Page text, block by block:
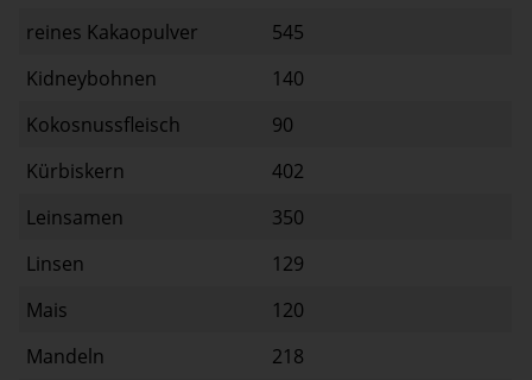
reines Kakaopulver
545
Kidneybohnen
140
Kokosnussfleisch
90
Kürbiskern
402
Leinsamen
350
Linsen
129
Mais
120
Mandeln
218